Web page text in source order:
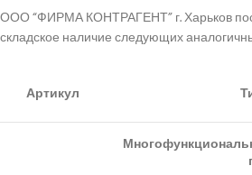
ООО “ФИРМА КОНТРАГЕНТ” г. Харьков
складское наличие следующих
Артикул